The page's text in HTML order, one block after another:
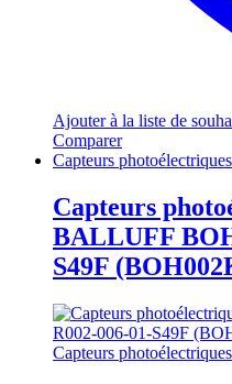
Ajouter à la liste de
Comparer
Capteurs photoélectriques
Capteurs
BALLUFF
S49F
Capteurs photoélectriques